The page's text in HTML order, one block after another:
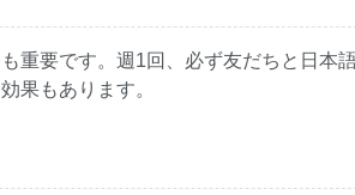
重要です。週1回、必ず友だちと日本
果もあります。